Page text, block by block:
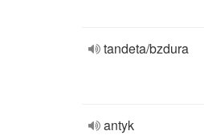
tandeta/bzdura
antyk